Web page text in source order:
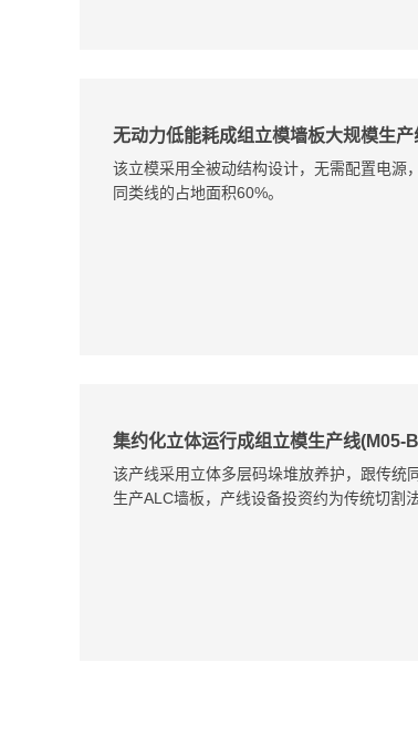
无动力低能耗成组立模墙板大规模生
该立模采用全被动结构设计，无需配置电源
同类线的占地面积60%。
集约化立体运行成组立模生产线(M05-
该产线采用立体多层码垛堆放养护，跟传统
生产ALC墙板，产线设备投资约为传统切割